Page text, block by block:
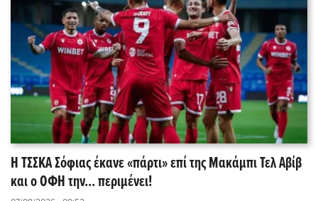
Η ΤΣΣΚΑ Σόφιας έκανε «πάρτι» επί της Μακάμπι Τελ Αβίβ
και ο ΟΦΗ την... περιμένει!